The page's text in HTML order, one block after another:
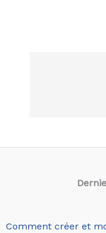
Comment créer et